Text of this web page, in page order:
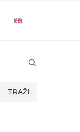
TRAŽI